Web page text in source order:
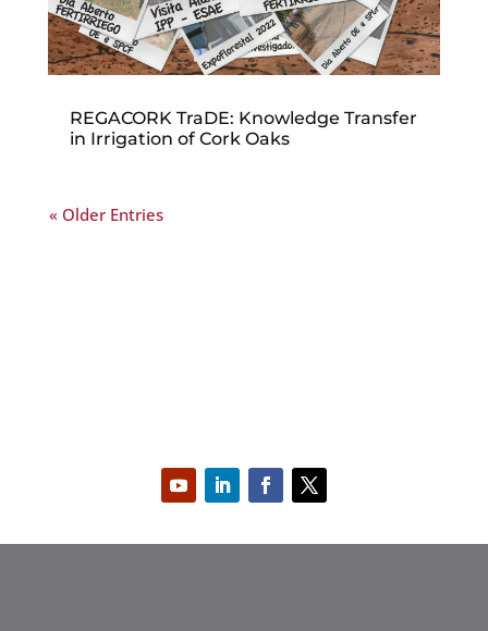
REGACORK TraDE: Knowledge Transfer
in Irrigation of Cork Oaks
« Older Entries